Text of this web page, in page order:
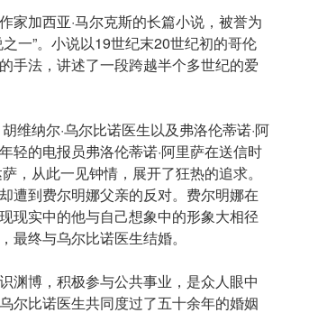
家加西亚·马尔克斯的长篇小说，被誉为
一”。小说以19世纪末20世纪初的哥伦
手法，讲述了一段跨越半个多世纪的爱
维纳尔·乌尔比诺医生以及弗洛伦蒂诺·阿
轻的电报员弗洛伦蒂诺·阿里萨在送信时
，从此一见钟情，展开了狂热的追求。
遭到费尔明娜父亲的反对。费尔明娜在
现实中的他与自己想象中的形象大相径
最终与乌尔比诺医生结婚。
渊博，积极参与公共事业，是众人眼中
尔比诺医生共同度过了五十余年的婚姻